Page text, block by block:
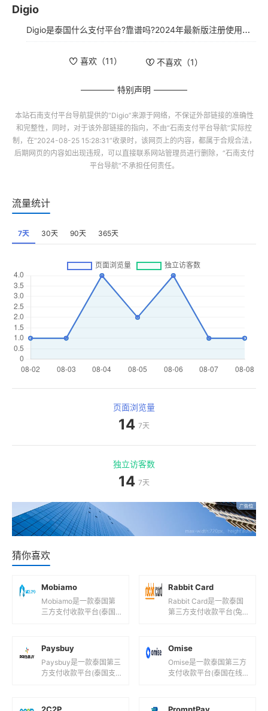
Digio
Digio是泰国什么支付平台?靠谱吗?2024年最新版注册使用指南
喜欢（11） 不喜欢（1）
特别声明
本站石南支付平台导航提供的“Digio”来源于网络，不保证外部链接的准确性
和完整性，同时，对于该外部链接的指向，不由“石南支付平台导航”实际控
制，在“2024-08-25 15:28:31”收录时，该网页上的内容，都属于合规合法，
后期网页的内容如出现违规，可以直接联系网站管理员进行删除，“石南支付
平台导航”不承担任何责任。
流量统计
7天 30天 90天 365天
页面浏览量
14 7天
独立访客数
14 7天
猜你喜欢
Mobiamo
Mobiamo是一款泰国第
三方支付收款平台(泰国S
货币之间的电子支付、
转...
Rabbit Card
Rabbit Card是一款泰国
第三方支付收款平台(兔
际主流货币之间的电子支
Paysbuy
Paysbuy是一款泰国第三
方支付收款平台(泰国支
的电子支付、转账和汇款
Omise
Omise是一款泰国第三方
支付收款平台(泰国在线
等国际主流货币之间的电